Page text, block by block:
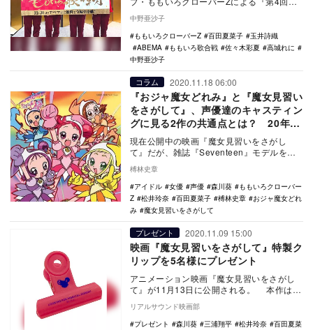
もいろ歌合戦』が開催される。場所は「グ
ラン…
中野亜沙子
ももいろクローバーZ
百田夏菜子
玉井詩織
ABEMA
ももいろ歌合戦 佐々木彩夏
高城れに
中野亜沙子
コラム 2020.11.18 06:00
『おジャ魔女どれみ』と『魔女見習い
をさがして』、声優達のキャスティン
グに見る2作の共通点とは？ 20年続
くシリーズの信条
現在公開中の映画『魔女見習いをさがし
て』だが、雑誌『Seventeen』モデルを経
て現在は女優として活躍する森川葵、元
SKE48…
榑林史章
アイドル
女優 声優 森川葵
ももいろクローバー
Z
松井玲奈 百田夏菜子 榑林史章
おジャ魔女どれ
み
魔女見習いをさがして
プレゼント 2020.11.09 15:00
映画『魔女見習いをさがして』特製ク
リップを5名様にプレゼント
アニメーション映画『魔女見習いをさがし
て』が11月13日に公開される。 本作は、
1999年から4年間に渡り放送された『お…
リアルサウンド映画部
プレゼント
森川葵 三浦翔平 松井玲奈
百田夏菜